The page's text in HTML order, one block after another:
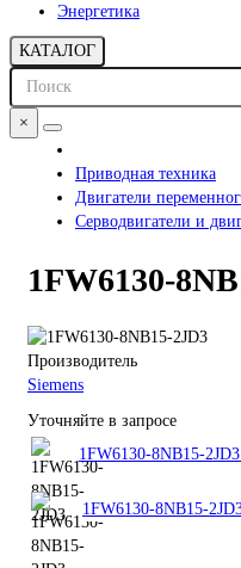
Энергетика
КАТАЛОГ
×
Приводная техника
Двигатели
Серводвигатели и
1FW6130-
Производитель
Siemens
Уточняйте в запросе
1FW6130-8NB15-
1FW6130-8NB15-